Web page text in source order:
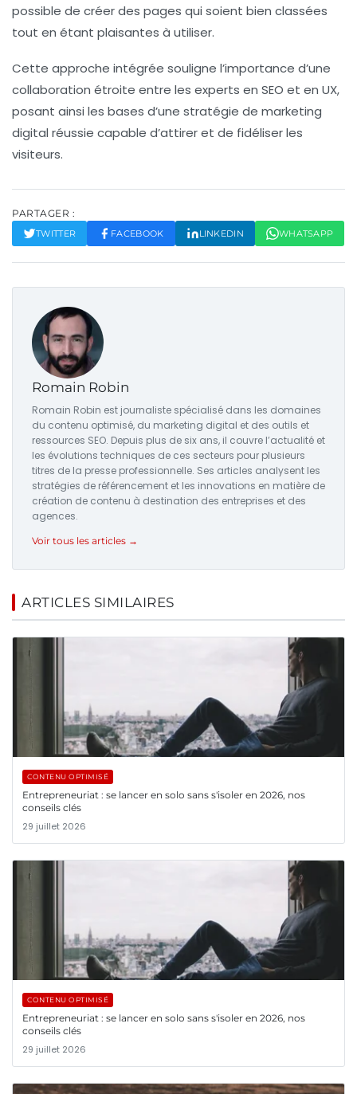
possible de créer des pages qui soient bien classées
tout en étant plaisantes à utiliser.
Cette approche intégrée souligne l’importance d’une
collaboration étroite entre les experts en SEO et en UX,
posant ainsi les bases d’une stratégie de marketing
digital réussie capable d’attirer et de fidéliser les
visiteurs.
PARTAGER :
TWITTER FACEBOOK LINKEDIN WHATSAPP
Romain Robin
Romain Robin est journaliste spécialisé dans les domaines
du contenu optimisé, du marketing digital et des outils et
ressources SEO. Depuis plus de six ans, il couvre l’actualité et
les évolutions techniques de ces secteurs pour plusieurs
titres de la presse professionnelle. Ses articles analysent les
stratégies de référencement et les innovations en matière de
création de contenu à destination des entreprises et des
agences.
Voir tous les articles →
ARTICLES SIMILAIRES
CONTENU OPTIMISÉ
Entrepreneuriat : se lancer en solo sans s'isoler en 2026, nos
conseils clés
29 juillet 2026
CONTENU OPTIMISÉ
Entrepreneuriat : se lancer en solo sans s'isoler en 2026, nos
conseils clés
29 juillet 2026